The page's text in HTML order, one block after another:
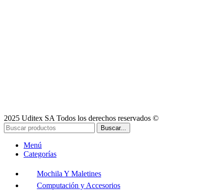
2025 Uditex SA Todos los derechos reservados ©
Buscar...
Menú
Categorías
Mochila Y Maletines
Computación y Accesorios